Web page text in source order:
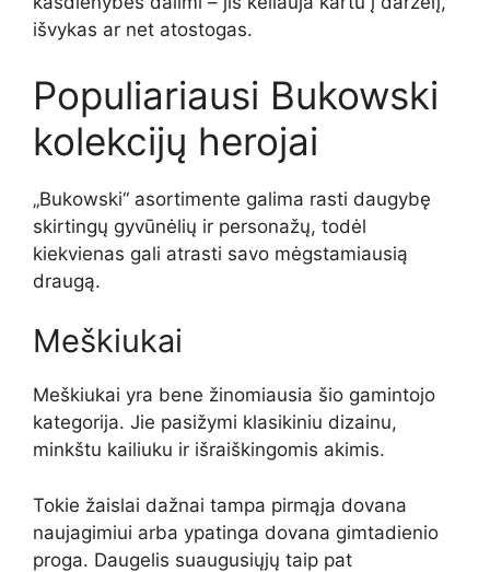
išvykas ar net atostogas.
Populiariausi Bukowski
kolekcijų herojai
„Bukowski“ asortimente galima rasti daugybę
skirtingų gyvūnėlių ir personažų, todėl
kiekvienas gali atrasti savo mėgstamiausią
draugą.
Meškiukai
Meškiukai yra bene žinomiausia šio gamintojo
kategorija. Jie pasižymi klasikiniu dizainu,
minkštu kailiuku ir išraiškingomis akimis.
Tokie žaislai dažnai tampa pirmąja dovana
naujagimiui arba ypatinga dovana gimtadienio
proga. Daugelis suaugusiųjų taip pat